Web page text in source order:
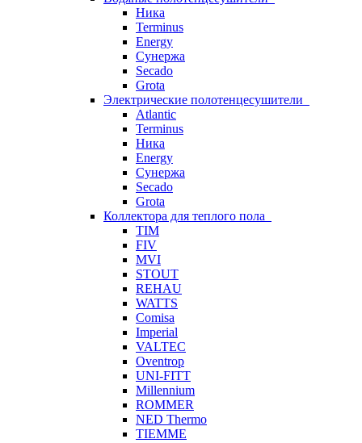
Ника
Terminus
Energy
Сунержа
Secado
Grota
Электрические полотенцесушители
Atlantic
Terminus
Ника
Energy
Сунержа
Secado
Grota
Коллектора для теплого пола
TIM
FIV
MVI
STOUT
REHAU
WATTS
Comisa
Imperial
VALTEC
Oventrop
UNI-FITT
Millennium
ROMMER
NED Thermo
TIEMME